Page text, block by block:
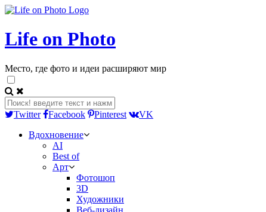
Life on Photo
Место, где фото и идеи расширяют мир
Twitter Facebook Pinterest
VK
Вдохновение
AI
Best of
Арт
Фотошоп
3D
Художники
Веб-дизайн